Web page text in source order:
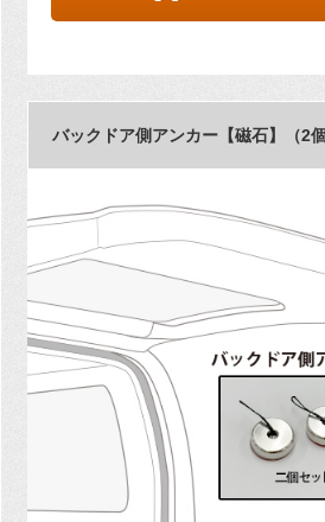
バックドア側アンカー【磁石】（2